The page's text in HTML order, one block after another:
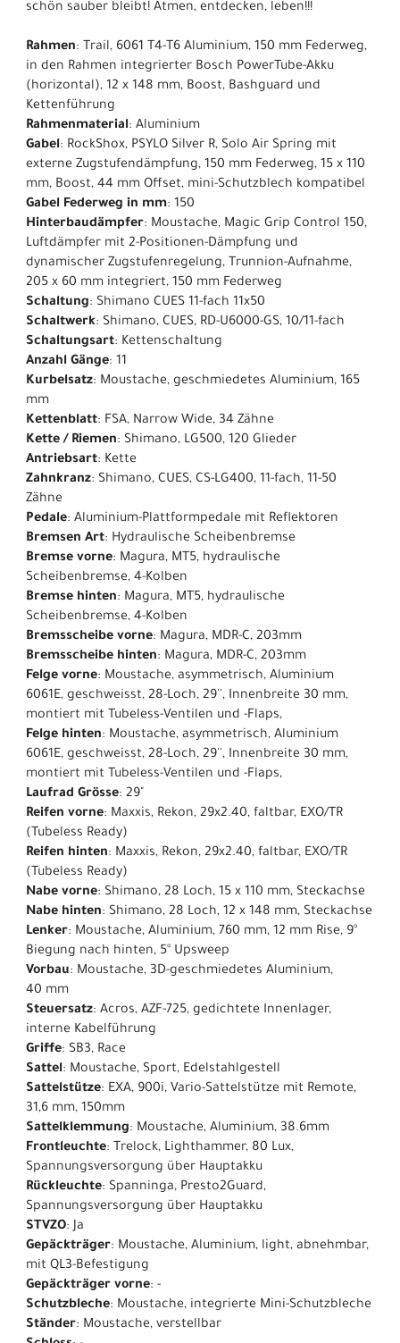
schön sauber bleibt! Atmen, entdecken, leben!!!
Rahmen: Trail, 6061 T4-T6 Aluminium, 150 mm Federweg,
in den Rahmen integrierter Bosch PowerTube-Akku
(horizontal), 12 x 148 mm, Boost, Bashguard und
Kettenführung
Rahmenmaterial: Aluminium
Gabel: RockShox, PSYLO Silver R, Solo Air Spring mit
externe Zugstufendämpfung, 150 mm Federweg, 15 x 110
mm, Boost, 44 mm Offset, mini-Schutzblech kompatibel
Gabel Federweg in mm: 150
Hinterbaudämpfer: Moustache, Magic Grip Control 150,
Luftdämpfer mit 2-Positionen-Dämpfung und
dynamischer Zugstufenregelung, Trunnion-Aufnahme,
205 x 60 mm integriert, 150 mm Federweg
Schaltung: Shimano CUES 11-fach 11x50
Schaltwerk: Shimano, CUES, RD-U6000-GS, 10/11-fach
Schaltungsart: Kettenschaltung
Anzahl Gänge: 11
Kurbelsatz: Moustache, geschmiedetes Aluminium, 165
mm
Kettenblatt: FSA, Narrow Wide, 34 Zähne
Kette / Riemen: Shimano, LG500, 120 Glieder
Antriebsart: Kette
Zahnkranz: Shimano, CUES, CS-LG400, 11-fach, 11-50
Zähne
Pedale: Aluminium-Plattformpedale mit Reflektoren
Bremsen Art: Hydraulische Scheibenbremse
Bremse vorne: Magura, MT5, hydraulische
Scheibenbremse, 4-Kolben
Bremse hinten: Magura, MT5, hydraulische
Scheibenbremse, 4-Kolben
Bremsscheibe vorne: Magura, MDR-C, 203mm
Bremsscheibe hinten: Magura, MDR-C, 203mm
Felge vorne: Moustache, asymmetrisch, Aluminium
6061E, geschweisst, 28-Loch, 29'', Innenbreite 30 mm,
montiert mit Tubeless-Ventilen und -Flaps,
Felge hinten: Moustache, asymmetrisch, Aluminium
6061E, geschweisst, 28-Loch, 29'', Innenbreite 30 mm,
montiert mit Tubeless-Ventilen und -Flaps,
Laufrad Grösse: 29"
Reifen vorne: Maxxis, Rekon, 29x2.40, faltbar, EXO/TR
(Tubeless Ready)
Reifen hinten: Maxxis, Rekon, 29x2.40, faltbar, EXO/TR
(Tubeless Ready)
Nabe vorne: Shimano, 28 Loch, 15 x 110 mm, Steckachse
Nabe hinten: Shimano, 28 Loch, 12 x 148 mm, Steckachse
Lenker: Moustache, Aluminium, 760 mm, 12 mm Rise, 9°
Biegung nach hinten, 5° Upsweep
Vorbau: Moustache, 3D-geschmiedetes Aluminium,
40 mm
Steuersatz: Acros, AZF-725, gedichtete Innenlager,
interne Kabelführung
Griffe: SB3, Race
Sattel: Moustache, Sport, Edelstahlgestell​
Sattelstütze: EXA, 900i, Vario-Sattelstütze mit Remote,
31,6 mm, 150mm
Sattelklemmung: Moustache, Aluminium, 38.6mm
Frontleuchte: Trelock, Lighthammer, 80 Lux,
Spannungsversorgung über Hauptakku
Rückleuchte: Spanninga, Presto2Guard,
Spannungsversorgung über Hauptakku
STVZO: Ja
Gepäckträger: Moustache, Aluminium, light, abnehmbar,
mit QL3-Befestigung
Gepäckträger vorne: -
Schutzbleche: Moustache, integrierte Mini-Schutzbleche
Ständer: Moustache, verstellbar